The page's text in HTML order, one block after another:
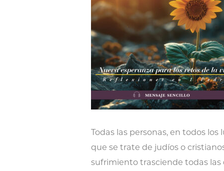
Todas las personas, en todos
que se trate de judíos o
sufrimiento trasciende todas las